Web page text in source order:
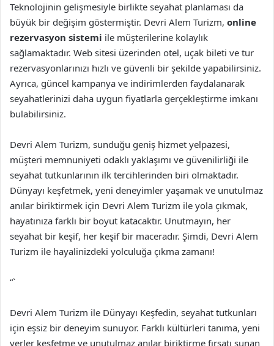
Teknolojinin gelişmesiyle birlikte seyahat planlaması da
büyük bir değişim göstermiştir. Devri Alem Turizm, online
rezervasyon sistemi ile müşterilerine kolaylık
sağlamaktadır. Web sitesi üzerinden otel, uçak bileti ve tur
rezervasyonlarınızı hızlı ve güvenli bir şekilde yapabilirsiniz.
Ayrıca, güncel kampanya ve indirimlerden faydalanarak
seyahatlerinizi daha uygun fiyatlarla gerçekleştirme imkanı
bulabilirsiniz.
Devri Alem Turizm, sunduğu geniş hizmet yelpazesi,
müşteri memnuniyeti odaklı yaklaşımı ve güvenilirliği ile
seyahat tutkunlarının ilk tercihlerinden biri olmaktadır.
Dünyayı keşfetmek, yeni deneyimler yaşamak ve unutulmaz
anılar biriktirmek için Devri Alem Turizm ile yola çıkmak,
hayatınıza farklı bir boyut katacaktır. Unutmayın, her
seyahat bir keşif, her keşif bir maceradır. Şimdi, Devri Alem
Turizm ile hayalinizdeki yolculuğa çıkma zamanı!
“`
Devri Alem Turizm ile Dünyayı Keşfedin, seyahat tutkunları
için eşsiz bir deneyim sunuyor. Farklı kültürleri tanıma, yeni
yerler keşfetme ve unutulmaz anılar biriktirme fırsatı sunan